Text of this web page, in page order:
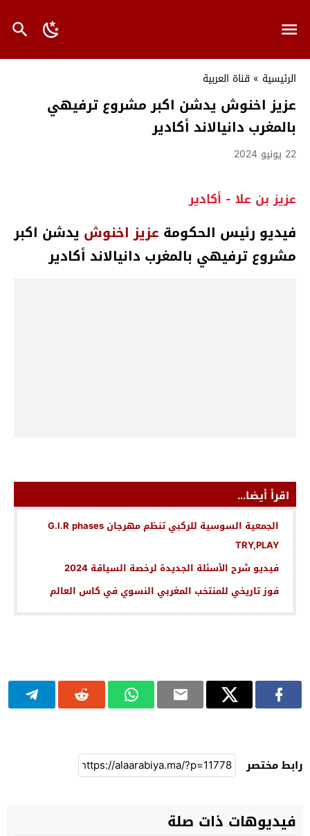
الرئيسية » قناة العربية
عزيز اخنوش يدشن اكبر مشروع ترفيهي
بالمغرب دانيالاند أكادير
22 يونيو 2024
عزيز بن علا - أكادير
فيديو رئيس الحكومة عزيز اخنوش يدشن اكبر
مشروع ترفيهي بالمغرب دانيالاند أكادير
اقرأ أيضا...
الجمعية السوسية للركبي تنظم مهرجان G.I.R phases
TRY,PLAY
فيديو شرح الأسئلة الجديدة لرخصة السياقة 2024
فوز تاريخي للمنتخب المغربي النسوي في كاس العالم
رابط مختصر
فيديوهات ذات صلة